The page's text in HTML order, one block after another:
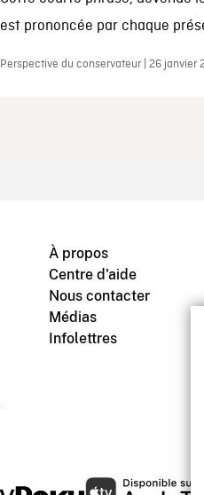
est prononcée par chaque
Perspective du conservateur | 26 janvier
À propos
Centre d'aide
Nous contacter
Médias
Infolettres